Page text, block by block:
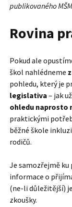
publikovaného
Rovina
Pokud ale
škol nahlédneme
pohledu, který je
legislativa – jak
ohledu naprosto
praktickými
běžné škole
rodičů.
Je samozřejmě
informace o
(ne-li důležitější)
zkoušky.